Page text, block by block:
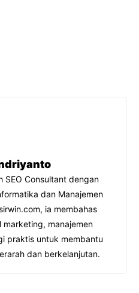
SEO Consultant dengan
dan Manajemen
ia membahas
marketing, manajemen
praktis untuk membantu
dan berkelanjutan.